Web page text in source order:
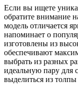
Если вы ищете
обратите внимание
модель отличается
напоминает о
изготовлены из
обеспечивают
выбрать из разных
идеальную пару для
выделиться из